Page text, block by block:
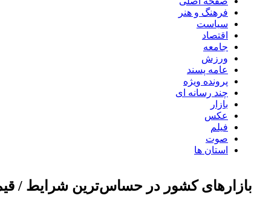
فرهنگ و هنر
سیاست
اقتصاد
جامعه
ورزش
عامه پسند
پرونده ویژه
چند رسانه ای
بازار
عکس
فیلم
صوت
استان ها
بازارهای کشور در حساس‌ترین شرایط /